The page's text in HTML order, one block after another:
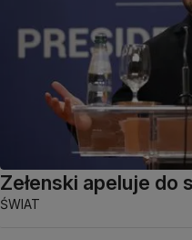
Zełenski apeluje do
ŚWIAT